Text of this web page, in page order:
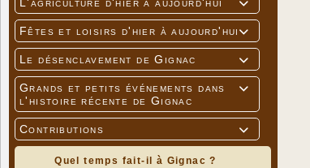

L'agriculture d'hier à aujourd'hui

Fêtes et loisirs d'hier à aujourd'hui

Le désenclavement de Gignac

Grands et petits événements dans
l'histoire récente de Gignac

Contributions
Quel temps fait-il à Gignac ?